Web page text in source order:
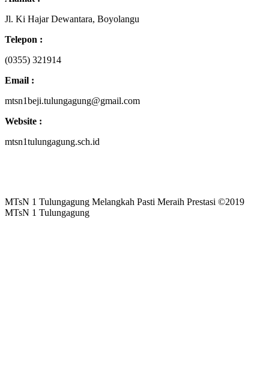
Jl. Ki Hajar Dewantara, Boyolangu
Telepon :
(0355) 321914
Email :
mtsn1beji.tulungagung@gmail.com
Website :
mtsn1tulungagung.sch.id
MTsN 1 Tulungagung Melangkah Pasti Meraih Prestasi ©2019
MTsN 1 Tulungagung